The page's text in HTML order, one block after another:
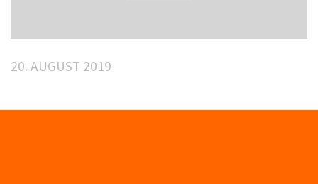
20. AUGUST 2019